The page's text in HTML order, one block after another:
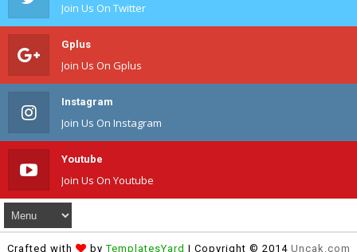
Join Us On Twitter
Gplus
Join Us On Gplus
Instagram
Join Us On Instagram
Youtube
Join Us On Youtube
Crafted with byTemplatesYard | Copyright © 2014 Uncak.com